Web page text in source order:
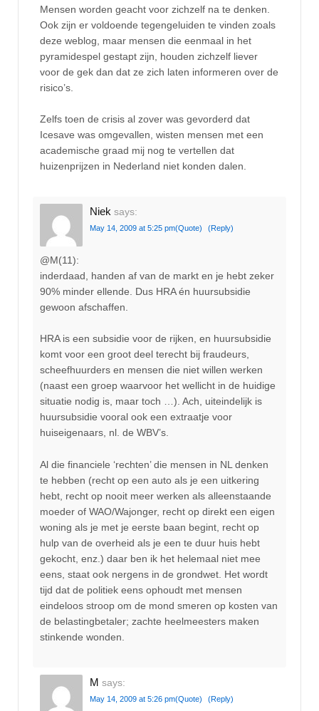
Mensen worden geacht voor zichzelf na te denken.
Ook zijn er voldoende tegengeluiden te vinden zoals
deze weblog, maar mensen die eenmaal in het
pyramidespel gestapt zijn, houden zichzelf liever
voor de gek dan dat ze zich laten informeren over de
risico’s.
Zelfs toen de crisis al zover was gevorderd dat
Icesave was omgevallen, wisten mensen met een
academische graad mij nog te vertellen dat
huizenprijzen in Nederland niet konden dalen.
Niek says:
May 14, 2009 at 5:25 pm(Quote) (Reply)
@M(11):
inderdaad, handen af van de markt en je hebt zeker
90% minder ellende. Dus HRA én huursubsidie
gewoon afschaffen.
HRA is een subsidie voor de rijken, en huursubsidie
komt voor een groot deel terecht bij fraudeurs,
scheefhuurders en mensen die niet willen werken
(naast een groep waarvoor het wellicht in de huidige
situatie nodig is, maar toch …). Ach, uiteindelijk is
huursubsidie vooral ook een extraatje voor
huiseigenaars, nl. de WBV’s.
Al die financiele ‘rechten’ die mensen in NL denken
te hebben (recht op een auto als je een uitkering
hebt, recht op nooit meer werken als alleenstaande
moeder of WAO/Wajonger, recht op direkt een eigen
woning als je met je eerste baan begint, recht op
hulp van de overheid als je een te duur huis hebt
gekocht, enz.) daar ben ik het helemaal niet mee
eens, staat ook nergens in de grondwet. Het wordt
tijd dat de politiek eens ophoudt met mensen
eindeloos stroop om de mond smeren op kosten van
de belastingbetaler; zachte heelmeesters maken
stinkende wonden.
M says:
May 14, 2009 at 5:26 pm(Quote) (Reply)